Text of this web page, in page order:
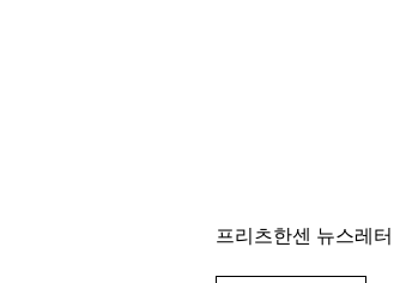
프리츠한센 뉴스레터